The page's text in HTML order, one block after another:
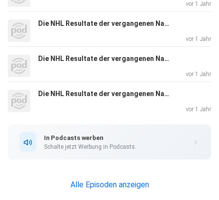
vor 1 Jahr
Die NHL Resultate der vergangenen Nacht (2025-06-27)
vor 1 Jahr
Die NHL Resultate der vergangenen Nacht (2025-06-26)
vor 1 Jahr
Die NHL Resultate der vergangenen Nacht (2025-06-25)
vor 1 Jahr
In Podcasts werben
Schalte jetzt Werbung in Podcasts.
Alle Episoden anzeigen